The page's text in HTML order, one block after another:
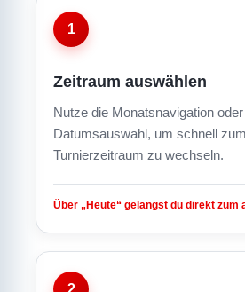
1
Zeitraum auswählen
Nutze die Monatsnavigation
Datumsauswahl, um schnell
Turnierzeitraum zu wechseln.
Über „Heute“ gelangst du direkt zum
2